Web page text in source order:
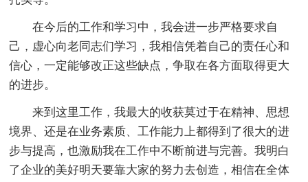
在今后的工作和学习中，我会进一步严格要求自
己，虚心向老同志们学习，我相信凭着自己的责任心和
信心，一定能够改正这些缺点，争取在各方面取得更大
的进步。
来到这里工作，我最大的收获莫过于在精神、思想
境界、还是在业务素质、工作能力上都得到了很大的进
步与提高，也激励我在工作中不断前进与完善。我明白
了企业的美好明天要靠大家的努力去创造，相信在全体